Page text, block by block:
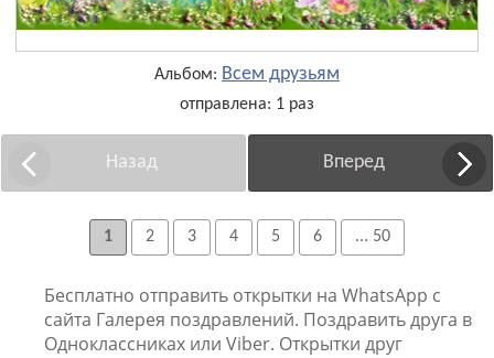
Альбом: Всем друзьям
отправлена: 1 раз
Назад Вперед
1 2 3 4 5 6 ... 50
Бесплатно отправить открытки на WhatsApp с
сайта Галерея поздравлений. Поздравить друга в
Одноклассниках или Viber. Открытки друг